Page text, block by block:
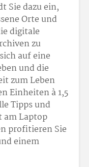
Sie dazu ein,
Orte und
digitale
zu
auf eine
und die
zum Leben
Einheiten à 1,5
Tipps und
am Laptop
profitieren Sie
einem